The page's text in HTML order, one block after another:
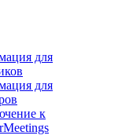
для
для
к